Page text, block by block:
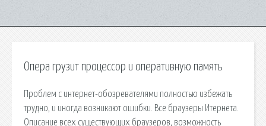
Опера грузит процессор и оперативную память
Проблем с интернет-обозревателями полностью избежать
трудно, и иногда возникают ошибки. Все браузеры Итернета.
Описание всех существующих браузеров, возможность